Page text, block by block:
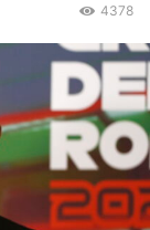
4378